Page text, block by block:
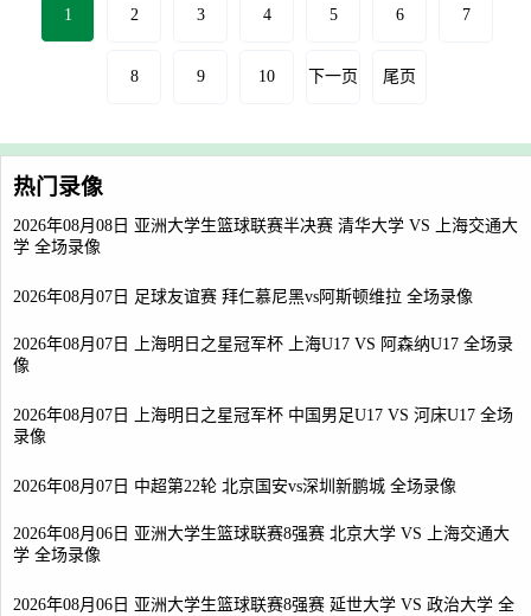
1 2 3 4 5 6 7
8 9 10 下一页 尾页
热门录像
2026年08月08日 亚洲大学生篮球联赛半决赛 清华大学 VS 上海交通大
学 全场录像
2026年08月07日 足球友谊赛 拜仁慕尼黑vs阿斯顿维拉 全场录像
2026年08月07日 上海明日之星冠军杯 上海U17 VS 阿森纳U17 全场录
像
2026年08月07日 上海明日之星冠军杯 中国男足U17 VS 河床U17 全场
录像
2026年08月07日 中超第22轮 北京国安vs深圳新鹏城 全场录像
2026年08月06日 亚洲大学生篮球联赛8强赛 北京大学 VS 上海交通大
学 全场录像
2026年08月06日 亚洲大学生篮球联赛8强赛 延世大学 VS 政治大学 全